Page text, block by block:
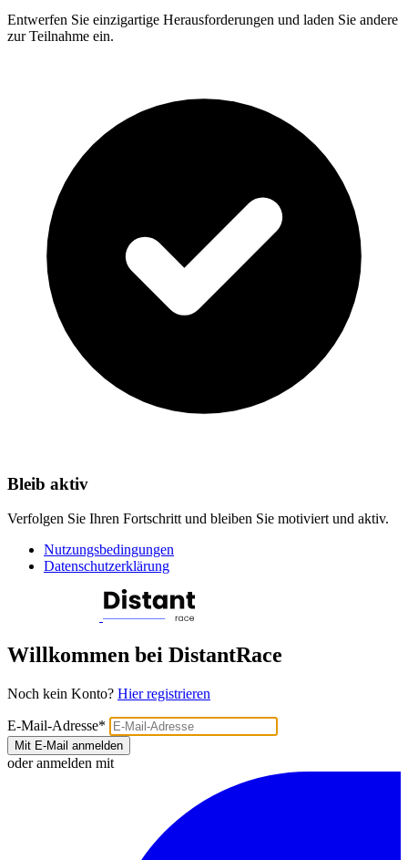
Entwerfen Sie einzigartige Herausforderungen und laden Sie andere
zur Teilnahme ein.
Bleib aktiv
Verfolgen Sie Ihren Fortschritt und bleiben Sie motiviert und aktiv.
Nutzungsbedingungen
Datenschutzerklärung
Willkommen bei DistantRace
Noch kein Konto? Hier registrieren
E-Mail-Adresse*
Mit E-Mail anmelden
oder anmelden mit